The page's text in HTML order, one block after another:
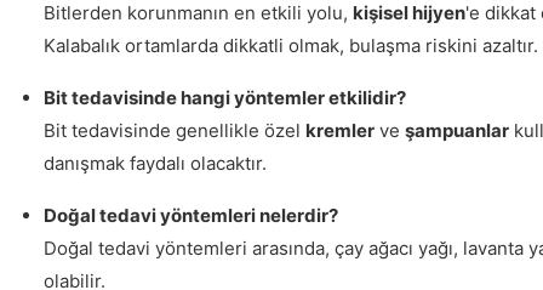
Bitlerden korunmanın en etkili yolu, kişisel hijyen'e dikkat
Kalabalık ortamlarda dikkatli olmak, bulaşma riskini azaltır.
Bit tedavisinde hangi yöntemler etkilidir?
Bit tedavisinde genellikle özel kremler ve şampuanlar
danışmak faydalı olacaktır.
Doğal tedavi yöntemleri nelerdir?
Doğal tedavi yöntemleri arasında, çay ağacı yağı, lavanta
olabilir.